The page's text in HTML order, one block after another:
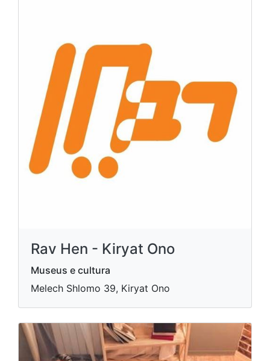
Rav Hen - Kiryat Ono
Museus e cultura
Melech Shlomo 39, Kiryat Ono